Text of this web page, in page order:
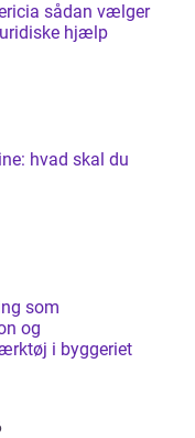
vælger
hjælp
hvad skal du
som
og
i byggeriet